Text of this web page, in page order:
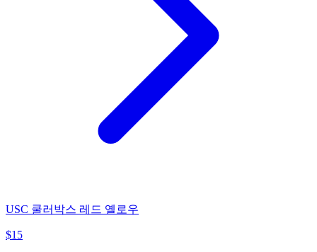
USC 쿨러박스 레드 옐로우
$15